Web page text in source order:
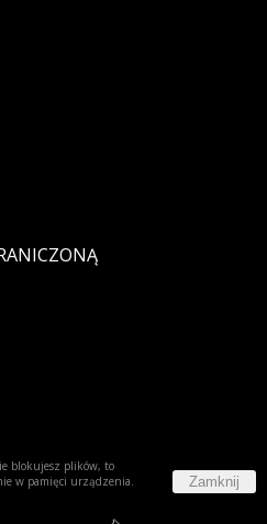
blokujesz plików, to
w pamięci urządzenia.
Zamknij